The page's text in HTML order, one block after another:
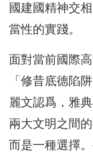
國建國精神交
當性的實踐。
面對當前國際
「修昔底德陷
麗文認爲，雅
兩大文明之間
而是一種選擇